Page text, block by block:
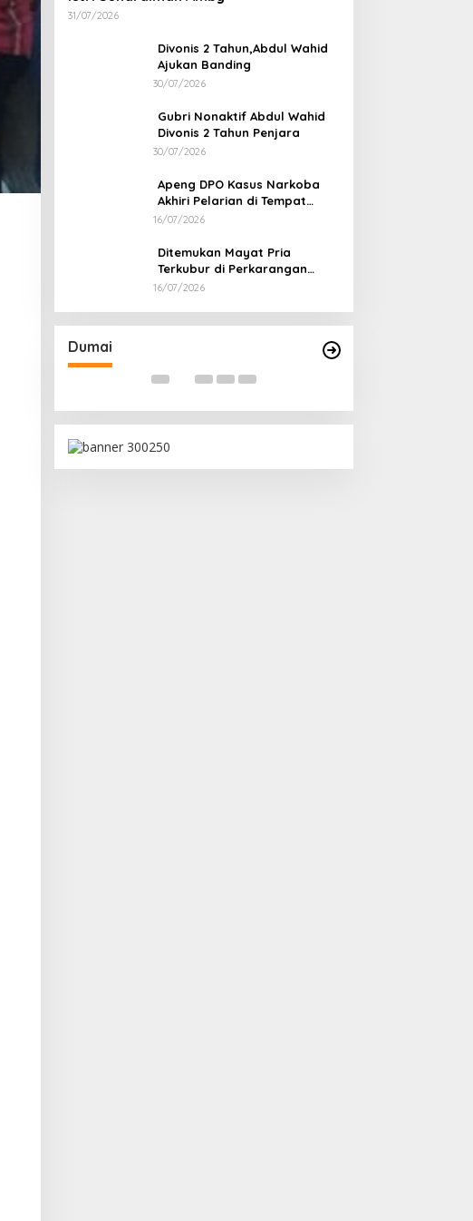
31/07/2026
Divonis 2 Tahun,Abdul Wahid
Ajukan Banding
30/07/2026
Gubri Nonaktif Abdul Wahid
Divonis 2 Tahun Penjara
30/07/2026
Apeng DPO Kasus Narkoba
Akhiri Pelarian di Tempat
Persembunyiannya di Kampar
16/07/2026
Ditemukan Mayat Pria
Terkubur di Perkarangan
Rumah
16/07/2026
Dumai
Nota Kesepakatan Tempat
Pelaksanaan Pidana Kerja Sosial
Di Dumai
Kejari Periksa